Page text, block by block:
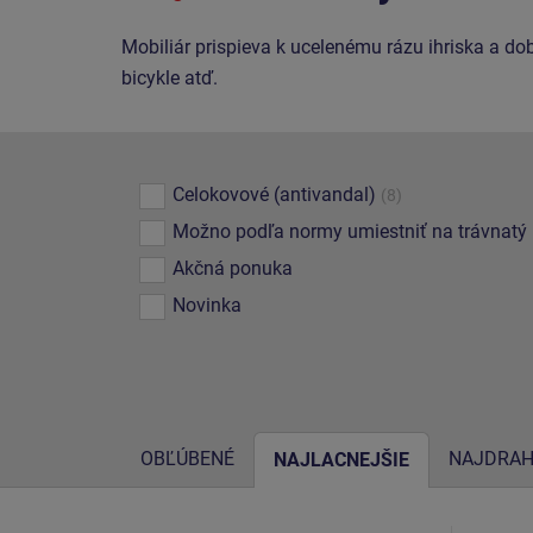
Mobiliár prispieva k ucelenému rázu ihriska a
bicykle atď.
Celokovové (antivandal) (8)
Možno podľa normy umiestniť na trávnatý
Akčná ponuka
Novinka
OBĽÚBENÉ NAJLACNEJŠIE